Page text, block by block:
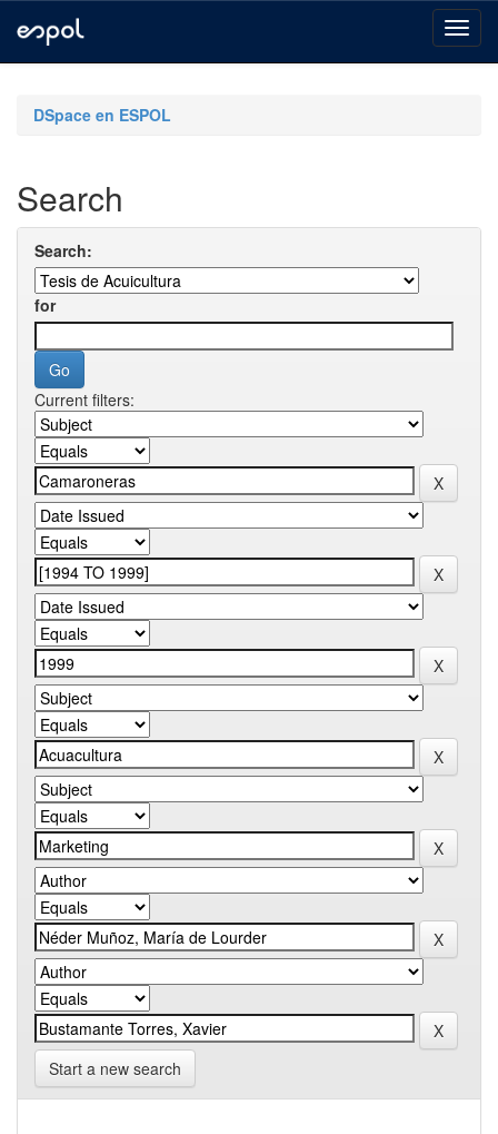
navigationDSpace en ESPOL
Search
Search:
for
Current filters:
Start a new search